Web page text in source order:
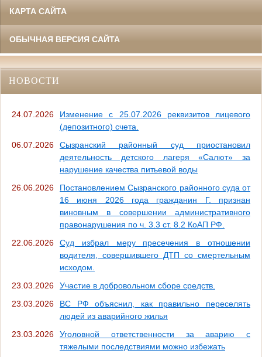
КАРТА САЙТА
ОБЫЧНАЯ ВЕРСИЯ САЙТА
НОВОСТИ
24.07.2026
Изменение с 25.07.2026 реквизитов лицевого
(депозитного) счета.
06.07.2026
Сызранский районный суд приостановил
деятельность детского лагеря «Салют» за
нарушение качества питьевой воды
26.06.2026
Постановлением Сызранского районного суда от
16 июня 2026 года гражданин Г. признан
виновным в совершении административного
правонарушения по ч. 3.3 ст. 8.2 КоАП РФ.
22.06.2026
Суд избрал меру пресечения в отношении
водителя, совершившего ДТП со смертельным
исходом.
23.03.2026
Участие в добровольном сборе средств.
23.03.2026
ВС РФ объяснил, как правильно переселять
людей из аварийного жилья
23.03.2026
Уголовной ответственности за аварию с
тяжелыми последствиями можно избежать